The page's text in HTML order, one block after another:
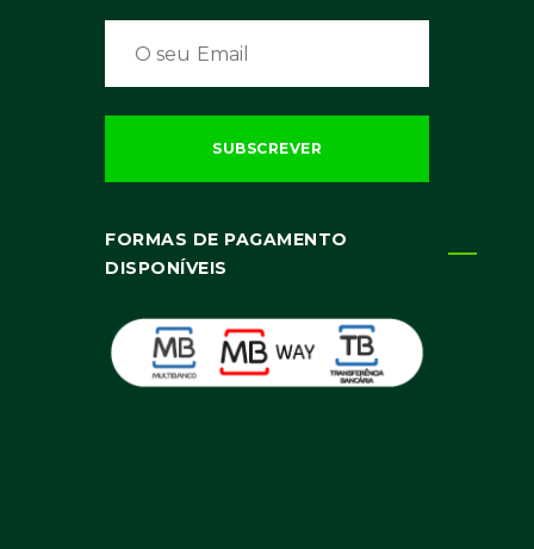
FORMAS DE PAGAMENTO
DISPONÍVEIS